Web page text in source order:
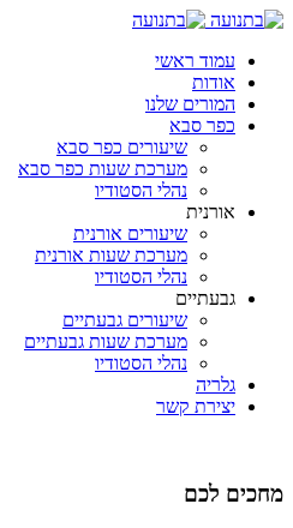
עמוד ראשי
אודות
המורים שלנו
כפר סבא
שיעורים כפר סבא
מערכת שעות כפר סבא
נהלי הסטודיו
אורנית
שיעורים אורנית
מערכת שעות אורנית
נהלי הסטודיו
גבעתיים
שיעורים גבעתיים
מערכת שעות גבעתיים
נהלי הסטודיו
גלריה
יצירת קשר
מחכים לכם